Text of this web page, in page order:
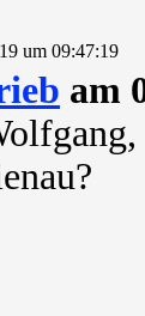
um 09:47:19
am